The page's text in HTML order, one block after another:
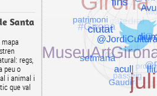
Santa
mapa
regs,
peu o
i animal i
que val